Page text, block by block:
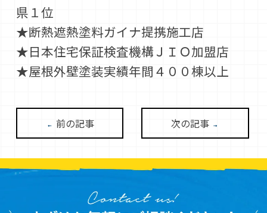
県１位
★断熱遮熱塗料ガイナ提携施工店
★日本住宅保証検査機構ＪＩＯ加盟店
★屋根外壁塗装実績年間４００棟以上
← 前の記事 次の記事 →